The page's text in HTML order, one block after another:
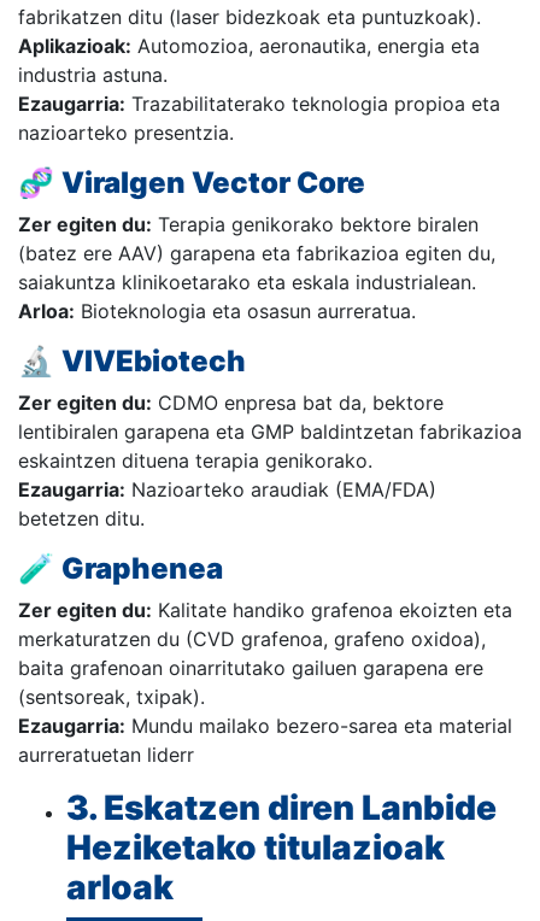
fabrikatzen ditu (laser bidezkoak eta puntuzkoak).
Aplikazioak: Automozioa, aeronautika, energia eta
industria astuna.
Ezaugarria: Trazabilitaterako teknologia propioa eta
nazioarteko presentzia.
🧬 Viralgen Vector Core
Zer egiten du: Terapia genikorako bektore biralen
(batez ere AAV) garapena eta fabrikazioa egiten du,
saiakuntza klinikoetarako eta eskala industrialean.
Arloa: Bioteknologia eta osasun aurreratua.
🔬 VIVEbiotech
Zer egiten du: CDMO enpresa bat da, bektore
lentibiralen garapena eta GMP baldintzetan fabrikazioa
eskaintzen dituena terapia genikorako.
Ezaugarria: Nazioarteko araudiak (EMA/FDA)
betetzen ditu.
🧪 Graphenea
Zer egiten du: Kalitate handiko grafenoa ekoizten eta
merkaturatzen du (CVD grafenoa, grafeno oxidoa),
baita grafenoan oinarritutako gailuen garapena ere
(sentsoreak, txipak).
Ezaugarria: Mundu mailako bezero-sarea eta material
aurreratuetan liderr
3. Eskatzen diren Lanbide
Heziketako titulazioak
arloak